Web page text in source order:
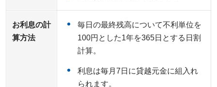
お利息の計
算方法
毎日の最終残高について不利単位を
100円とした1年を365日とする日割
計算。
利息は毎月7日に貸越元金に組入れ
られます。